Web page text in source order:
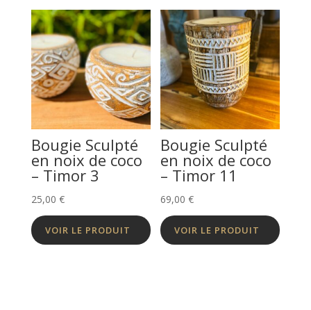
Bougie Sculpté
en noix de coco
– Timor 3
25,00 €
VOIR LE PRODUIT
Bougie Sculpté
en noix de coco
– Timor 11
69,00€
VOIR LE PRODUIT